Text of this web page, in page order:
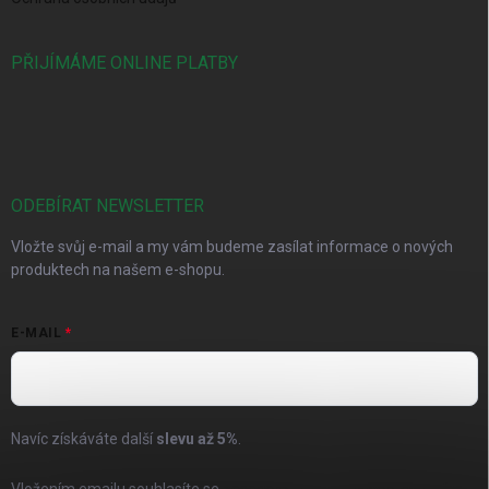
PŘIJÍMÁME ONLINE PLATBY
ODEBÍRAT NEWSLETTER
Vložte svůj e-mail a my vám budeme zasílat informace o nových
produktech na našem e-shopu.
E-MAIL
Navíc získáváte další slevu až5%